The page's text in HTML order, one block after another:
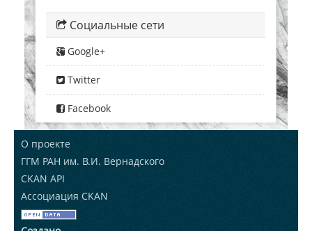
Социальные сети
Google+
Twitter
Facebook
О проекте
ГГМ РАН им. В.И. Вернадского
CKAN API
Ассоциация CKAN